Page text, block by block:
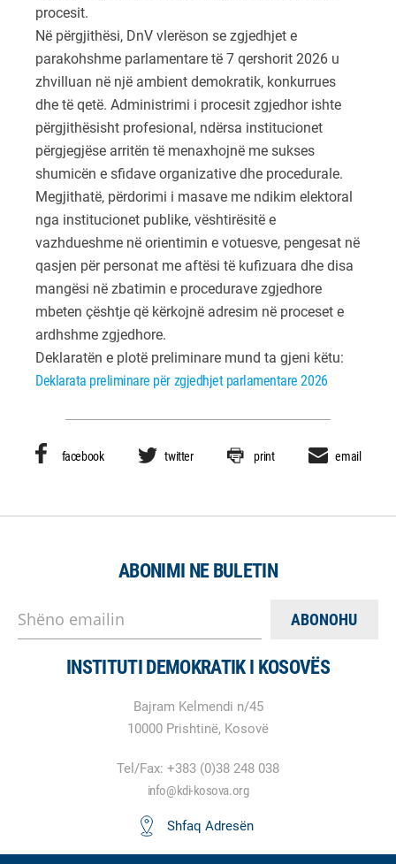
procesit.
Në përgjithësi, DnV vlerëson se zgjedhjet e
parakohshme parlamentare të 7 qershorit 2026 u
zhvilluan në një ambient demokratik, konkurrues
dhe të qetë. Administrimi i procesit zgjedhor ishte
përgjithësisht profesional, ndërsa institucionet
përgjegjëse arritën të menaxhojnë me sukses
shumicën e sfidave organizative dhe procedurale.
Megjithatë, përdorimi i masave me ndikim elektoral
nga institucionet publike, vështirësitë e
vazhdueshme në orientimin e votuesve, pengesat në
qasjen për personat me aftësi të kufizuara dhe disa
mangësi në zbatimin e procedurave zgjedhore
mbeten çështje që kërkojnë adresim në proceset e
ardhshme zgjedhore.
Deklaratën e plotë preliminare mund ta gjeni këtu:
Deklarata preliminare për zgjedhjet parlamentare 2026
facebook twitter print email
ABONIMI NE BULETIN
Shëno emailin
INSTITUTI DEMOKRATIK I KOSOVËS
Bajram Kelmendi n/45
10000 Prishtinë, Kosovë
Tel/Fax: +383 (0)38 248 038
info@kdi-kosova.org
Shfaq Adresën